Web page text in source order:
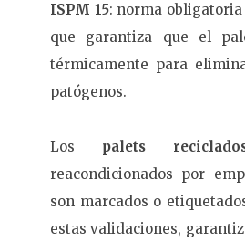
ISPM 15: norma
que garantiza que el
térmicamente para
patógenos.
Los palets
reacondicionados por
son marcados o
estas validaciones,